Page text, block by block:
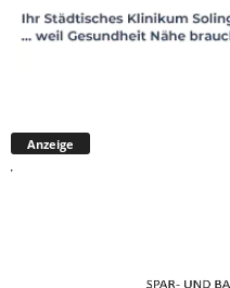
Anzeige